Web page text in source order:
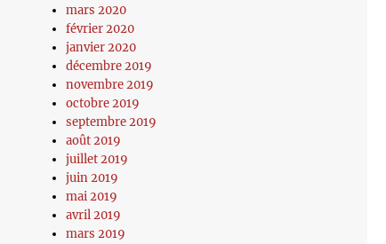
mars 2020
février 2020
janvier 2020
décembre 2019
novembre 2019
octobre 2019
septembre 2019
août 2019
juillet 2019
juin 2019
mai 2019
avril 2019
mars 2019